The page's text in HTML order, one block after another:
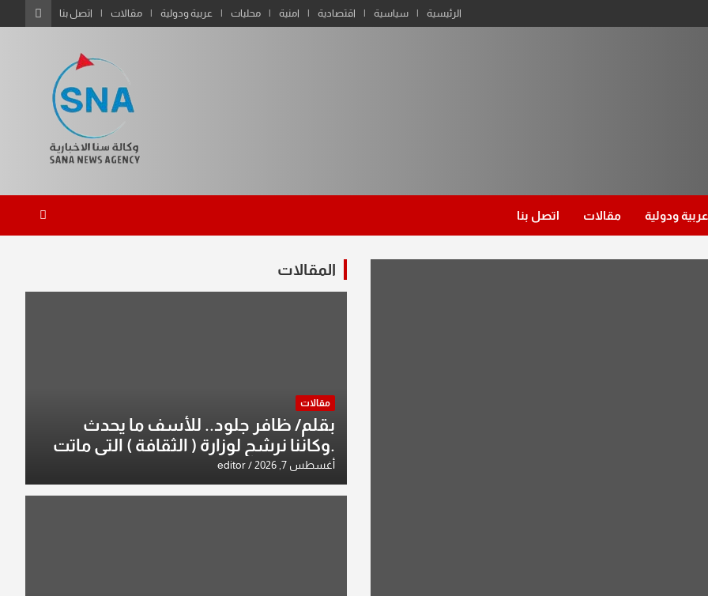
الرئيسية سياسية اقتصادية امنية محليات عربية ودولية مقالات اتصل بنا
عربية ودولية مقالات اتصل بنا
المقالات
مقالات
بقلم/ ظافر جلود.. للأسف ما يحدث
.وكاننا نرشح لوزارة ( الثقافة ) التي ماتت
من زمان وزير يمثلها من النخبة والإرث
العظيم للثقافة العراقية..
أغسطس 7, 2026 editor